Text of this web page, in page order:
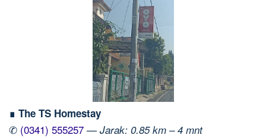
∎ The TS Homestay
✆ (0341) 555257 — Jarak: 0.85 km – 4 mnt